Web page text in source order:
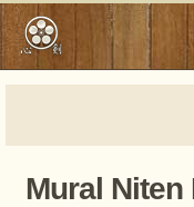
Mural Niten